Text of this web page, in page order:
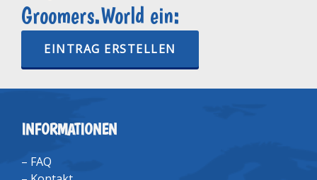
Groomers.World ein:
EINTRAG ERSTELLEN
INFORMATIONEN
– FAQ